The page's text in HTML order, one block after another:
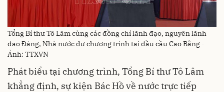
Tổng Bí thư Tô Lâm cùng các đồng chí lãnh đạo, nguyên lãnh
đạo Đảng, Nhà nước dự chương trình tại đầu cầu Cao Bằng -
Ảnh: TTXVN
Phát biểu tại chương trình, Tổng Bí thư Tô Lâm
khẳng định, sự kiện Bác Hồ về nước trực tiếp